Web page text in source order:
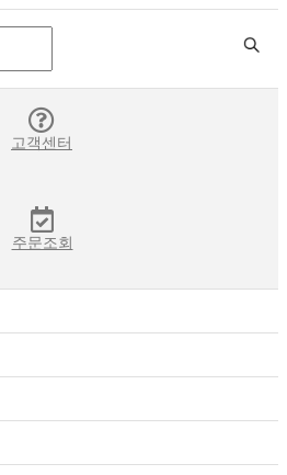
고객센터
주문조회